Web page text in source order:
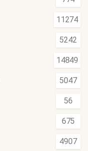
11274
5242
14849
5047
56
675
4907